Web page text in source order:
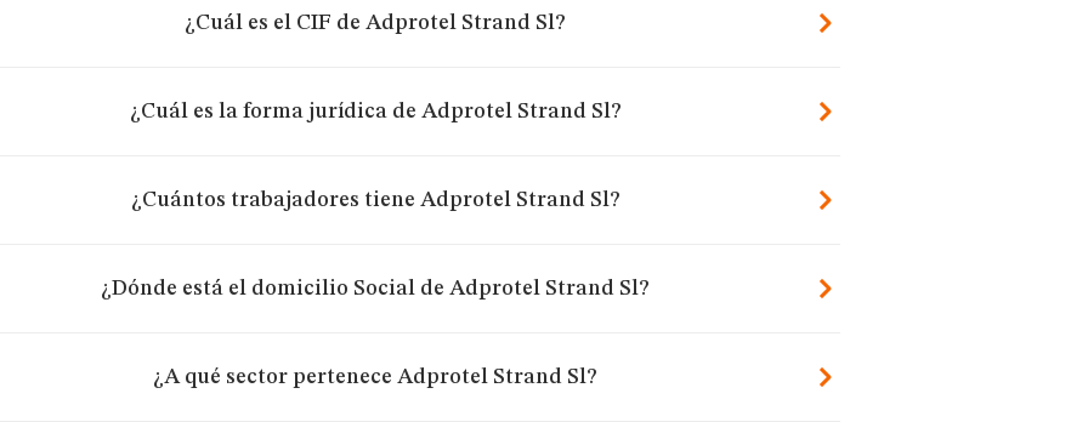
¿Cuál es el CIF de Adprotel Strand Sl?
¿Cuál es la forma jurídica de Adprotel Strand Sl?
¿Cuántos trabajadores tiene Adprotel Strand Sl?
¿Dónde está el domicilio Social de Adprotel Strand Sl?
¿A qué sector pertenece Adprotel Strand Sl?